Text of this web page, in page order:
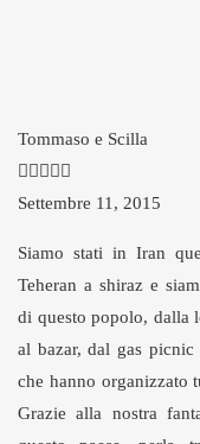
Tommaso e Scilla
Settembre 11, 2015
Siamo stati in Iran
Teheran a shiraz e
di questo popolo, dalla
al bazar, dal gas picnic
che hanno organizzato
Grazie alla nostra